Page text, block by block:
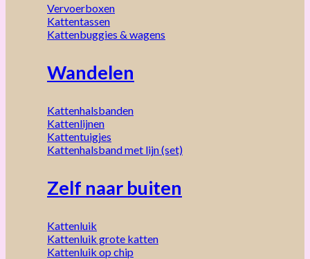
Vervoerboxen
Kattentassen
Kattenbuggies & wagens
Wandelen
Kattenhalsbanden
Kattenlijnen
Kattentuigjes
Kattenhalsband met lijn (set)
Zelf naar buiten
Kattenluik
Kattenluik grote katten
Kattenluik op chip